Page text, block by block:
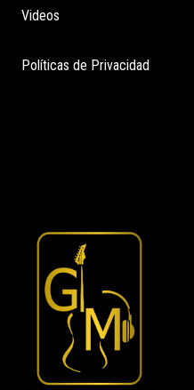
Videos
Políticas de Privacidad